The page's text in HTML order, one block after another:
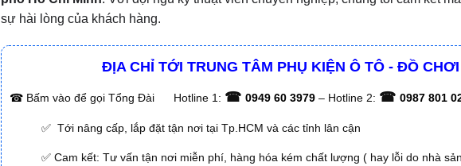
sự hài lòng của khách hàng.
ĐỊA CHỈ TỚI TRUNG TÂM PHỤ KIỆN Ô TÔ - ĐỒ
☎ Bấm vào để gọi Tổng Đài Hotline 1: ☎ 0949 60 3979 – Hotline 2: ☎ 0987 801
✅ Tới nâng cấp, lắp đặt tận nơi tại Tp.HCM và các tỉnh lân cận
✅ Cam kết: Tư vấn tận nơi miễn phí, hàng hóa kém chất lượng ( hay lỗi do nhà